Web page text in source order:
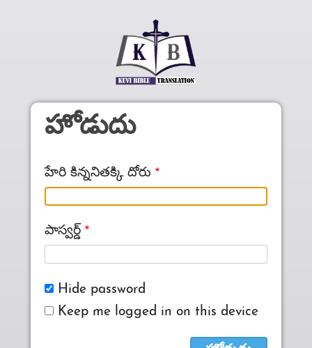
హోడుదు
హేరి కిన్ననితక్కి దోరు
పాస్వర్డ్‌
Hide password
Keep me logged in on this device